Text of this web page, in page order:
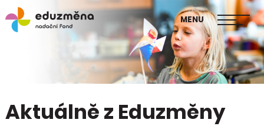
MENU
škol
Publikace Mapa změny
Aktuálně z Eduzměny